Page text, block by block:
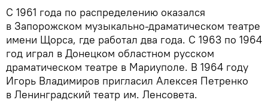
С 1961 года по распределению оказался
в Запорожском музыкально-драматическом театре
имени Щорса, где работал два года. С 1963 по 1964
год играл в Донецком областном русском
драматическом театре в Мариуполе. В 1964 году
Игорь Владимиров пригласил Алексея Петренко
в Ленинградский театр им. Ленсовета.